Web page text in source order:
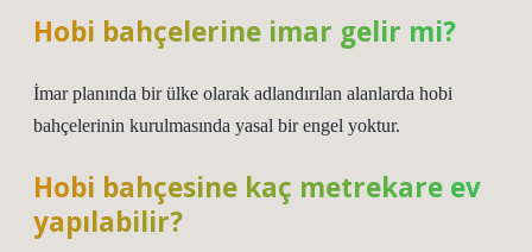
Hobi bahçelerine imar gelir mi?
İmar planında bir ülke olarak adlandırılan alanlarda hobi
bahçelerinin kurulmasında yasal bir engel yoktur.
Hobi bahçesine kaç metrekare ev
yapılabilir?